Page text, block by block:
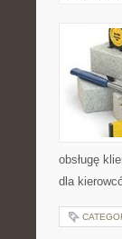
obsługę
dla